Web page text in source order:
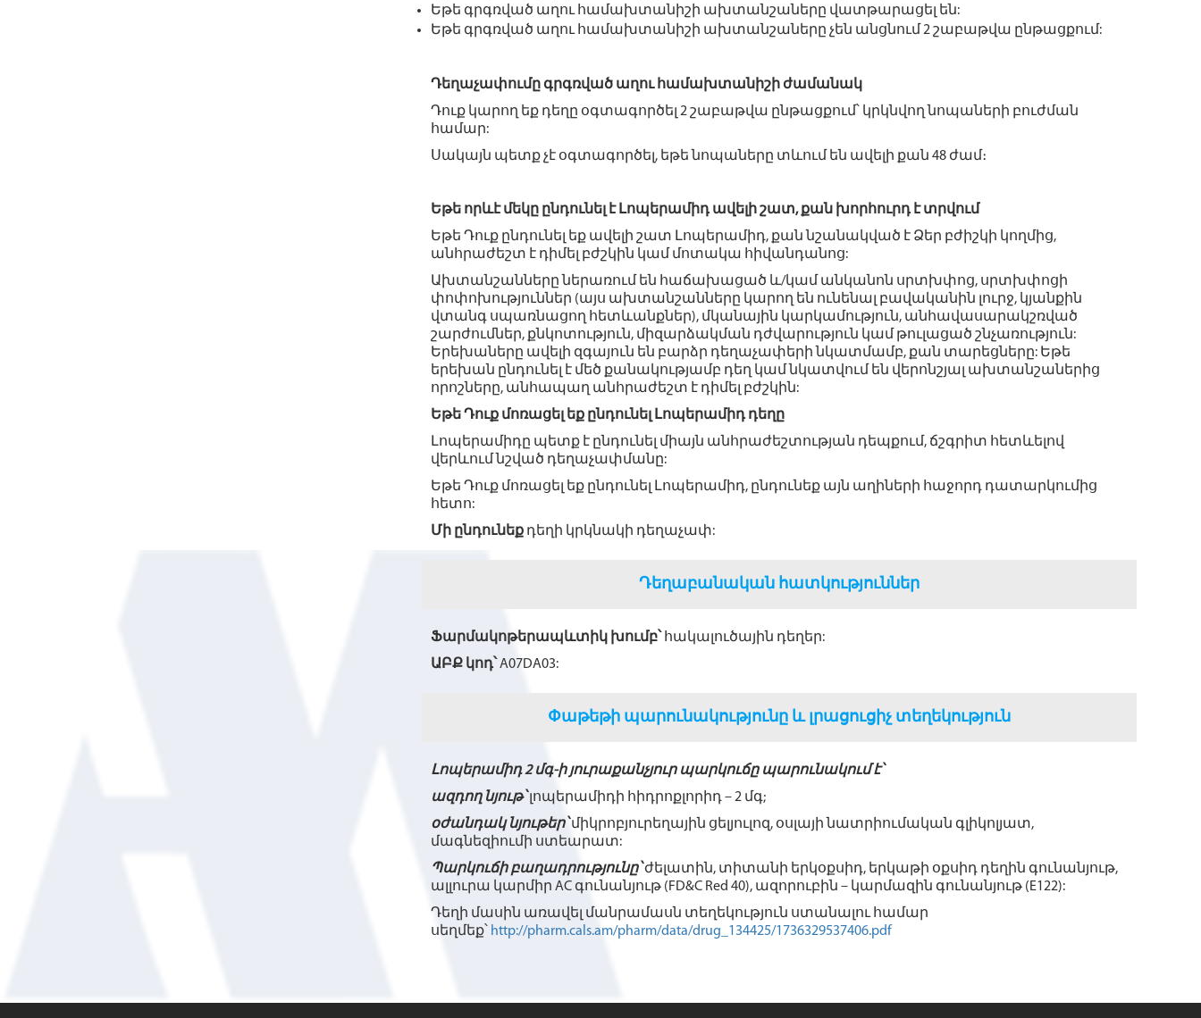
Եթե գրգռված աղու համախտանիշի ախտանշաները վատթարացել են:
Եթե գրգռված աղու համախտանիշի ախտանշաները չեն անցնում 2 շաբաթվա ընթացքում:
Դեղաչափումը գրգռված աղու համախտանիշի ժամանակ
Դուք կարող եք դեղը օգտագործել 2 շաբաթվա ընթացքում՝ կրկնվող նոպաների բուժման
համար:
Սակայն պետք չէ օգտագործել, եթե նոպաները տևում են ավելի քան 48 ժամ։
Եթե որևէ մեկը ընդունել է Լոպերամիդ ավելի շատ, քան խորհուրդ է տրվում
Եթե Դուք ընդունել եք ավելի շատ Լոպերամիդ, քան նշանակված է Ձեր բժիշկի կողմից,
անհրաժեշտ է դիմել բժշկին կամ մոտակա հիվանդանոց:
Ախտանշանները ներառում են հաճախացած և/կամ անկանոն սրտխփոց, սրտխփոցի
փոփոխություններ (այս ախտանշանները կարող են ունենալ բավականին լուրջ, կյանքին
վտանգ սպառնացող հետևանքներ), մկանային կարկամություն, անհավասարակշռված
շարժումներ, քնկոտություն, միզարձակման դժվարություն կամ թուլացած շնչառություն:
Երեխաները ավելի զգայուն են բարձր դեղաչափերի նկատմամբ, քան տարեցները: Եթե
երեխան ընդունել է մեծ քանակությամբ դեղ կամ նկատվում են վերոնշյալ ախտանշաներից
որոշները, անհապաղ անհրաժեշտ է դիմել բժշկին:
Եթե Դուք մոռացել եք ընդունել Լոպերամիդ դեղը
Լոպերամիդը պետք է ընդունել միայն անհրաժեշտության դեպքում, ճշգրիտ հետևելով
վերևում նշված դեղաչափմանը:
Եթե Դուք մոռացել եք ընդունել Լոպերամիդ, ընդունեք այն աղիների հաջորդ դատարկումից
հետո:
Մի ընդունեք դեղի կրկնակի դեղաչափ:
Դեղաբանական հատկություններ
Ֆարմակոթերապևտիկ խումբ՝
հակալուծային դեղեր:
ԱԲՔ կոդ՝ A07DA03:
Փաթեթի պարունակությունը և լրացուցիչ տեղեկություն
Լոպերամիդ 2 մգ-ի յուրաքանչյուր պարկուճը պարունակում է՝
ազդող նյութ՝ լոպերամիդի հիդրոքլորիդ – 2 մգ;
օժանդակ նյութեր՝ միկրոբյուրեղային ցելյուլոզ, օսլայի նատրիումական գլիկոլյատ,
մագնեզիումի ստեարատ:
Պարկուճի բաղադրությունը՝ ժելատին, տիտանի երկօքսիդ, երկաթի օքսիդ դեղին գունանյութ,
ալլուրա կարմիր AС գունանյութ (FD&C Red 40), ազորուբին – կարմազին գունանյութ (E122):
Դեղի մասին առավել մանրամասն տեղեկություն ստանալու համար
սեղմեք՝ http://pharm.cals.am/pharm/data/drug_134425/1736329537406.pdf